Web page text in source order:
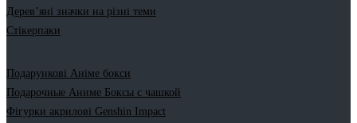
Дерев’яні значки на різні теми
Стікерпаки
Подарункові Аніме бокси
Подарочные Аниме Боксы с чашкой
Фігурки акрилові Genshin Impact